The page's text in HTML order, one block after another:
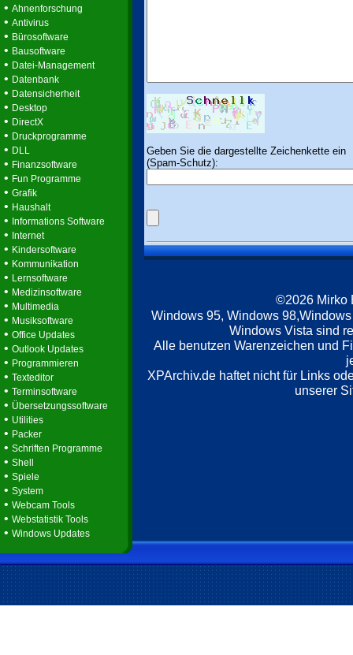
• Ahnenforschung
• Antivirus
• Bürosoftware
• Bausoftware
• Datei-Management
• Datenbank
• Datensicherheit
• Desktop
• DirectX
• Druckprogramme
• DLL
• Finanzsoftware
• Fun Programme
• Grafik
• Haushalt
• Informations Software
• Internet
• Kindersoftware
• Kommunikation
• Lernsoftware
• Medizinsoftware
• Multimedia
• Musiksoftware
• Office Updates
• Outlook Updates
• Programmieren
• Texteditor
• Terminsoftware
• Übersetzungssoftware
• Utilities
• Packer
• Schriften Programme
• Shell
• Spiele
• System
• Webcam Tools
• Webstatistik Tools
• Windows Updates
Geben Sie die dargestellte Zeichenkette ein
(Spam-Schutz):
©2026 Mirko
Windows 95, Windows
Windows Vista sind
Alle benutzen Warenzeichen und
XPArchiv.de haftet nicht für Links
unserer